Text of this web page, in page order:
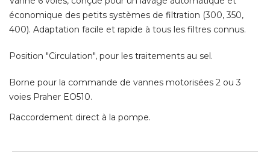
économique des petits systèmes de filtration (300, 350,
400). Adaptation facile et rapide à tous les filtres connus.
Position "Circulation", pour les traitements au sel.
Borne pour la commande de vannes motorisées 2 ou 3
voies Praher EO510.
Raccordement direct à la pompe.